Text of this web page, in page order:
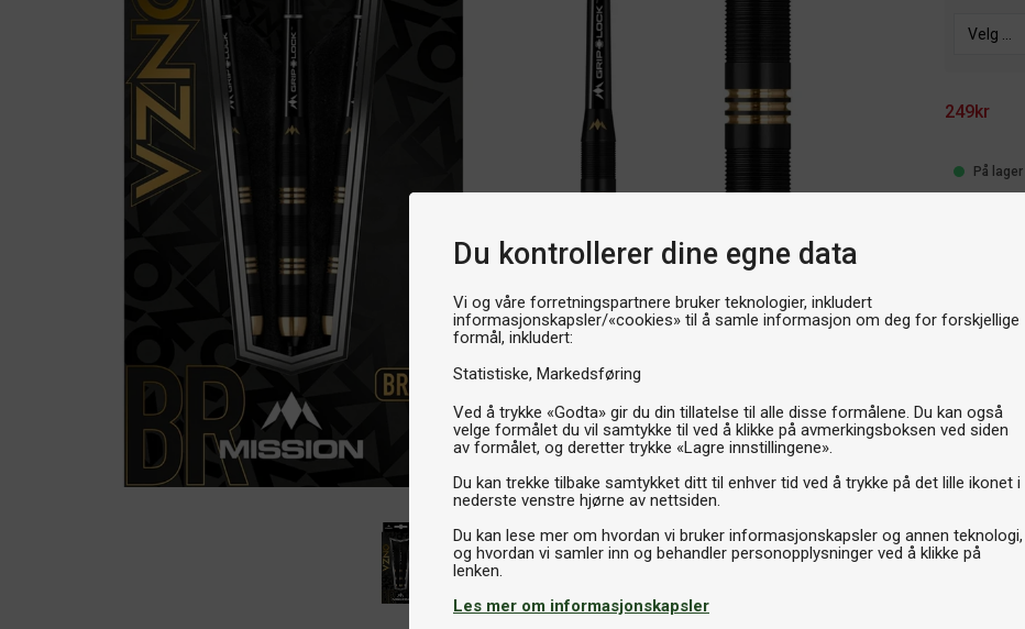
Du kontrollerer dine egne data
Vi og våre forretningspartnere bruker teknologier, inkludert
informasjonskapsler/«cookies» til å samle informasjon om deg for forskjellige
formål, inkludert:
Statistiske Markedsføring
Ved å trykke «Godta» gir du din tillatelse til alle disse formålene. Du kan også
velge formålet du vil samtykke til ved å klikke på avmerkingsboksen ved siden
av formålet, og deretter trykke «Lagre innstillingene».
Du kan trekke tilbake samtykket ditt til enhver tid ved å trykke på det lille ikonet i
nederste venstre hjørne av nettsiden.
Du kan lese mer om hvordan vi bruker informasjonskapsler og annen teknologi,
og hvordan vi samler inn og behandler personopplysninger ved å klikke på
Les mer om informasjonskapsler
249kr
På lager